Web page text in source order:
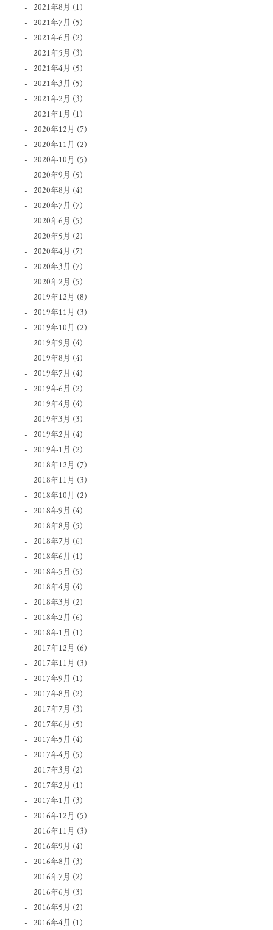
2021年8月 (1)
2021年7月 (5)
2021年6月 (2)
2021年5月 (3)
2021年4月 (5)
2021年3月 (5)
2021年2月 (3)
2021年1月 (1)
2020年12月 (7)
2020年11月 (2)
2020年10月 (5)
2020年9月 (5)
2020年8月 (4)
2020年7月 (7)
2020年6月 (5)
2020年5月 (2)
2020年4月 (7)
2020年3月 (7)
2020年2月 (5)
2019年12月 (8)
2019年11月 (3)
2019年10月 (2)
2019年9月 (4)
2019年8月 (4)
2019年7月 (4)
2019年6月 (2)
2019年4月 (4)
2019年3月 (3)
2019年2月 (4)
2019年1月 (2)
2018年12月 (7)
2018年11月 (3)
2018年10月 (2)
2018年9月 (4)
2018年8月 (5)
2018年7月 (6)
2018年6月 (1)
2018年5月 (5)
2018年4月 (4)
2018年3月 (2)
2018年2月 (6)
2018年1月 (1)
2017年12月 (6)
2017年11月 (3)
2017年9月 (1)
2017年8月 (2)
2017年7月 (3)
2017年6月 (5)
2017年5月 (4)
2017年4月 (5)
2017年3月 (2)
2017年2月 (1)
2017年1月 (3)
2016年12月 (5)
2016年11月 (3)
2016年9月 (4)
2016年8月 (3)
2016年7月 (2)
2016年6月 (3)
2016年5月 (2)
2016年4月 (1)